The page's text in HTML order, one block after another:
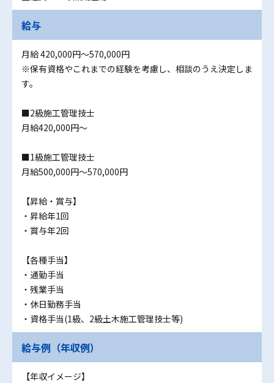
給与
月給 420,000円〜570,000円
※保有資格やこれまでの経験を考慮し、相談のうえ決定しま
す。
■2級施工管理技士
月給420,000円～
■1級施工管理技士
月給500,000円～570,000円
【昇給・賞与】
・昇給年1回
・賞与年2回
【各種手当】
・通勤手当
・残業手当
・休日勤務手当
・資格手当(1級、2級土木施工管理技士等)
給与例（年収例）
【年収イメージ】